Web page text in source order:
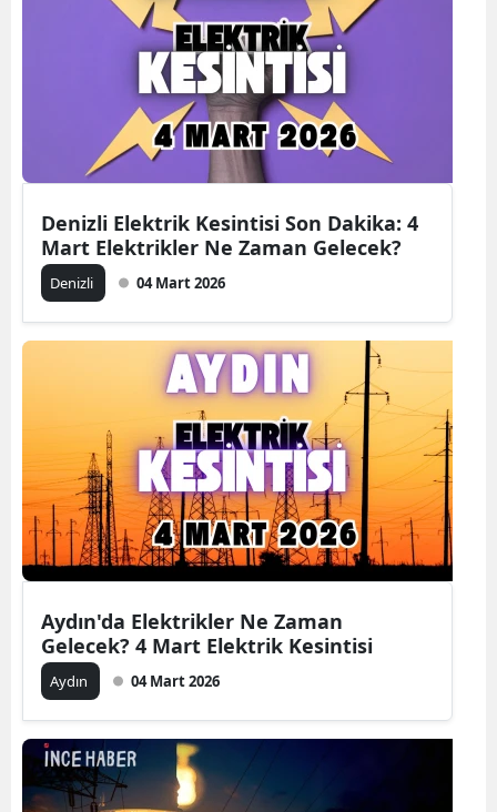
Denizli Elektrik Kesintisi Son Dakika: 4
Mart Elektrikler Ne Zaman Gelecek?
Denizli 04 Mart 2026
Aydın'da Elektrikler Ne Zaman
Gelecek? 4 Mart Elektrik Kesintisi
Aydın 04 Mart 2026